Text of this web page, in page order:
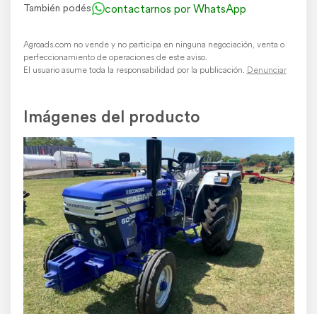
También podés contactarnos por WhatsApp
Agroads.com no vende y no participa en ninguna negociación, venta o
perfeccionamiento de operaciones de este aviso.
El usuario asume toda la responsabilidad por la publicación. Denunciar
Imágenes del producto